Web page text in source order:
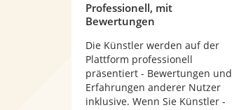
Professionell, mit
Bewertungen
Die Künstler werden auf der
Plattform professionell
präsentiert - Bewertungen und
Erfahrungen anderer Nutzer
inklusive. Wenn Sie Künstler -